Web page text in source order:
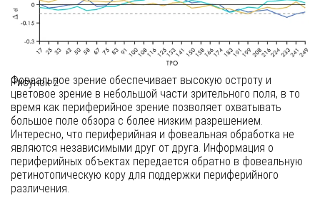
Рисунок 2
восприятия
Зрительная система человека характеризуется разделением
труда между фовеальным и периферийным полем зрения.
Фовеальное зрение обеспечивает высокую остроту и
цветовое зрение в небольшой части зрительного поля, в то
время как периферийное зрение позволяет охватывать
большое поле обзора с более низким разрешением.
Интересно, что периферийная и фовеальная обработка не
являются независимыми друг от друга. Информация о
периферийных объектах передается обратно в фовеальную
ретинотопическую кору для поддержки периферийного
различения.